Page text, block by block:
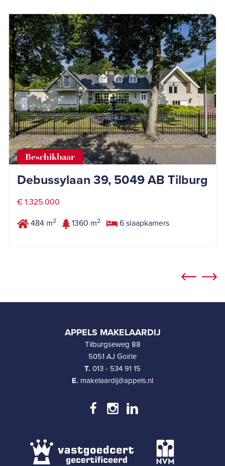
Beschikbaar
Debussylaan 39, 5049 AB Tilburg
€ 1.325.000
484 m2 1360 m2 6 slaapkamers
APPELS MAKELAARDIJ
Tilburgseweg 88
5051 AJ Goirle
T. 013 - 534 91 15
E. makelaardij@appels.nl